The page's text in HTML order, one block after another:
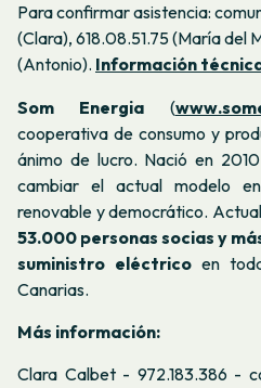
Para confirmar asistencia:
(Clara), 618.08.51.75 (María del
(Antonio). Información
Som Energia (
cooperativa de consumo y
ánimo de lucro. Nació en
cambiar el actual modelo
renovable y democrático.
53.000 personas socias y
suministro eléctrico en
Canarias.
Más información:
Clara Calbet - 972.183.386 -